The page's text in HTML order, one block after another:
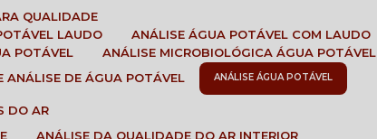
QUALIDADE
LAUDO
ANÁLISE ÁGUA POTÁVEL COM LAUDO
POTÁVEL
ANÁLISE MICROBIOLÓGICA ÁGUA POTÁVEL
ANÁLISE DE ÁGUA POTÁVEL ANÁLISE ÁGUA POTÁVEL
DO AR
ANÁLISE DA QUALIDADE DO AR INTERIOR